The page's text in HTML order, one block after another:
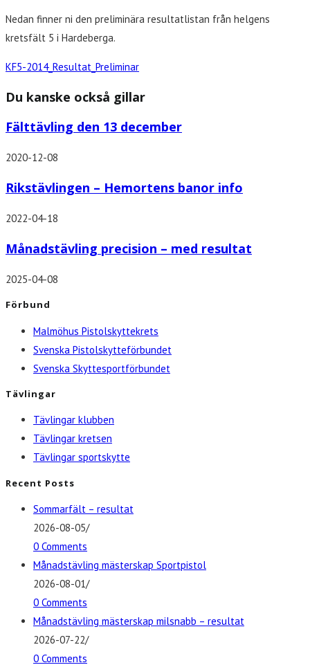
Nedan finner ni den preliminära resultatlistan från helgens
kretsfält 5 i Hardeberga.
KF5-2014_Resultat_Preliminar
Du kanske också gillar
Fälttävling den 13 december
2020-12-08
Rikstävlingen – Hemortens banor info
2022-04-18
Månadstävling precision – med resultat
2025-04-08
Förbund
Malmöhus Pistolskyttekrets
Svenska Pistolskytteförbundet
Svenska Skyttesportförbundet
Tävlingar
Tävlingar klubben
Tävlingar kretsen
Tävlingar sportskytte
Recent Posts
Sommarfält – resultat
2026-08-05/
0 Comments
Månadstävling mästerskap Sportpistol
2026-08-01/
0 Comments
Månadstävling mästerskap milsnabb – resultat
2026-07-22/
0 Comments